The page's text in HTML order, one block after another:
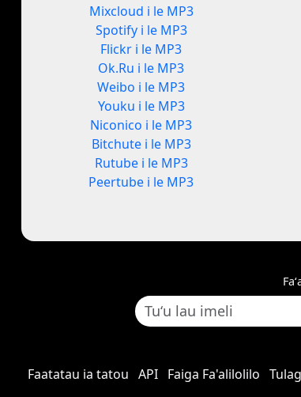
Mixcloud i le MP3
Spotify i le MP3
Flickr i le MP3
Ok.Ru i le MP3
Weibo i le MP3
Youku i le MP3
Niconico i le MP3
Bitchute i le MP3
Rutube i le MP3
Peertube i le MP3
Faatatau ia tatou API Faiga Fa'alilolilo